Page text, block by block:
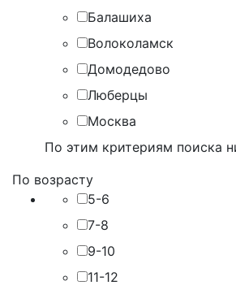
Балашиха
Волоколамск
Домодедово
Люберцы
Москва
По этим критериям поиска
По возрасту
5-6
7-8
9-10
11-12